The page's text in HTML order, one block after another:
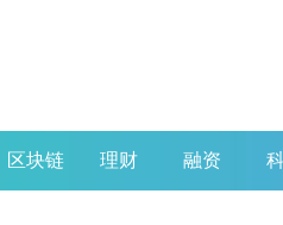
区块链 理财 融资